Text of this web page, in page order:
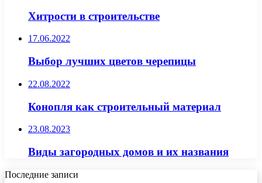
Хитрости в строительстве
17.06.2022
Выбор лучших цветов черепицы
22.08.2022
Конопля как строительный материал
23.08.2023
Виды загородных домов и их названия
Последние записи